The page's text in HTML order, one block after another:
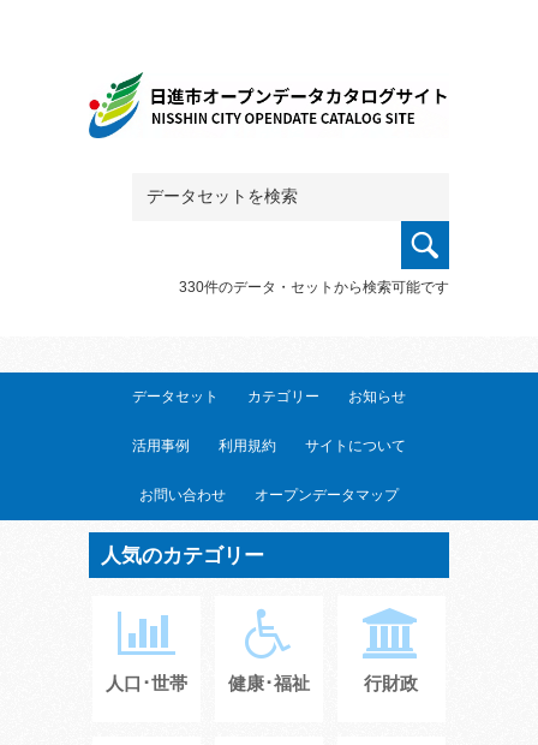
330件のデータ・セットから検索可能です
データセット カテゴリー お知らせ
活用事例 利用規約 サイトについて
お問い合わせ オープンデータマップ
人気のカテゴリー
人口･世帯 健康･福祉 行財政